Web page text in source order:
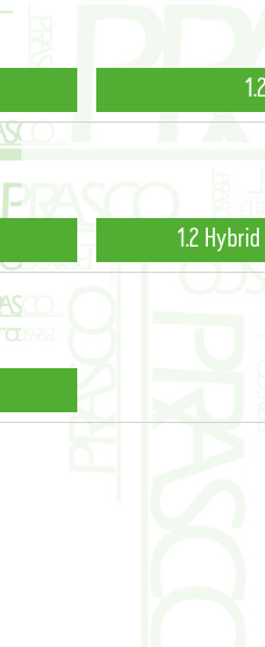
1.2
1.2 Hybrid